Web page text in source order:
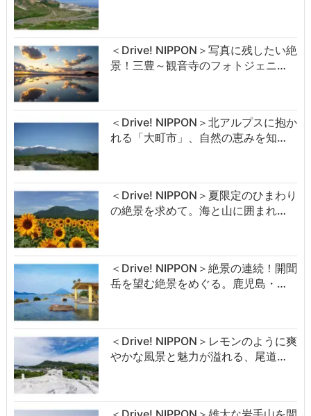
＜Drive! NIPPON＞写真に残したい絶
景！三豊～観音寺のフォトジェニ…
＜Drive! NIPPON＞北アルプスに抱か
れる「大町市」、自然の恵みを知…
＜Drive! NIPPON＞夏限定のひまわり
の絶景を求めて。海と山に囲まれ…
＜Drive! NIPPON＞絶景の連続！開聞
岳を望む絶景をめぐる。鹿児島・…
＜Drive! NIPPON＞レモンのように爽
やかな風景と魅力が溢れる、尾道…